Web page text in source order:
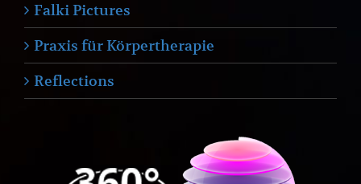
Falki Pictures
Praxis für Körpertherapie
Reflections